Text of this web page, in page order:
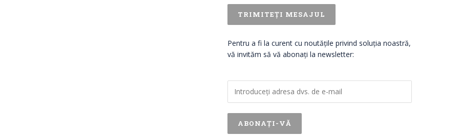
Pentru a fi la curent cu noutățile privind soluția noastră,
vă invităm să vă abonați la newsletter: